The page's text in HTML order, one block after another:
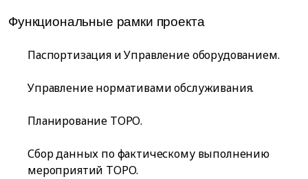
Функциональные рамки проекта
Паспортизация и Управление оборудованием.
Управление нормативами обслуживания.
Планирование ТОРО.
Сбор данных по фактическому выполнению
мероприятий ТОРО.